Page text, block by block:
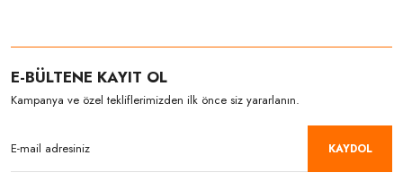
E-BÜLTENE KAYIT OL
Kampanya ve özel tekliflerimizden ilk önce siz yararlanın.
KAYDOL